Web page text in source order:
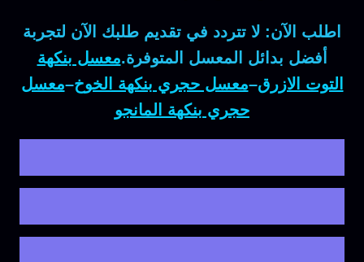
اطلب الآن: لا تتردد في تقديم طلبك الآن لتجربة
أفضل بدائل المعسل المتوفرة.معسل بنكهة
التوت الازرق–معسل حجري بنكهة الخوخ–معسل
حجري بنكهة المانجو